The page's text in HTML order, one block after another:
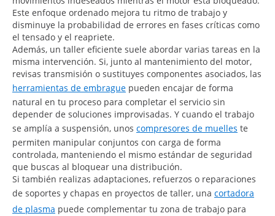
Este enfoque ordenado mejora tu ritmo de trabajo y
disminuye la probabilidad de errores en fases críticas como
el tensado y el reapriete.
Además, un taller eficiente suele abordar varias tareas en la
misma intervención. Si, junto al mantenimiento del motor,
revisas transmisión o sustituyes componentes asociados, las
herramientas de embrague pueden encajar de forma
natural en tu proceso para completar el servicio sin
depender de soluciones improvisadas. Y cuando el trabajo
se amplía a suspensión, unos compresores de muelles te
permiten manipular conjuntos con carga de forma
controlada, manteniendo el mismo estándar de seguridad
que buscas al bloquear una distribución.
Si también realizas adaptaciones, refuerzos o reparaciones
de soportes y chapas en proyectos de taller, una cortadora
de plasma puede complementar tu zona de trabajo para